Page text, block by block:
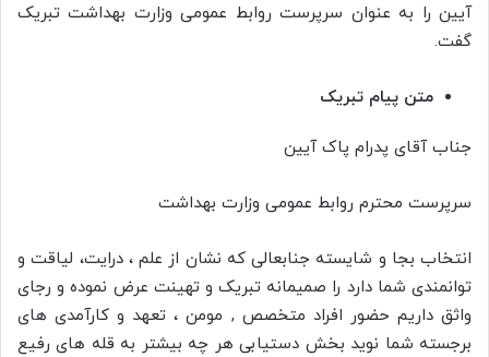
آیین را به عنوان سرپرست روابط عمومی وزارت بهداشت تبریک
گفت.
متن پیام تبریک
جناب آقای پدرام پاک آیین
سرپرست محترم روابط عمومی وزارت بهداشت
انتخاب بجا و شایسته جنابعالی که نشان از علم ، درایت، لیاقت و
توانمندی شما دارد را صمیمانه تبریک و تهینت عرض نموده و رجای
واثق داریم حضور افراد متخصص , مومن ، تعهد و کارآمدی های
برجسته شما نوید بخش دستیابی هر چه بیشتر به قله های رفیع